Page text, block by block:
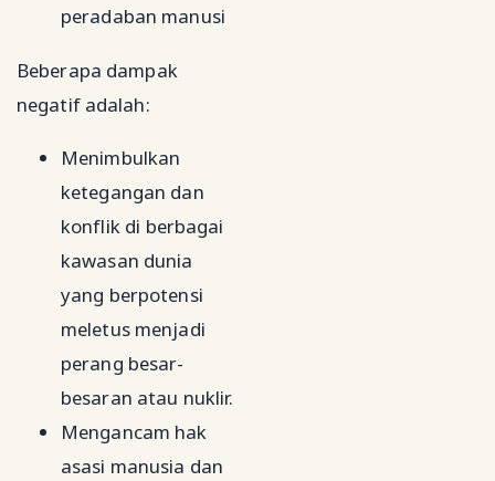
peradaban manusi
Beberapa dampak
negatif adalah:
Menimbulkan
ketegangan dan
konflik di berbagai
kawasan dunia
yang berpotensi
meletus menjadi
perang besar-
besaran atau nuklir.
Mengancam hak
asasi manusia dan